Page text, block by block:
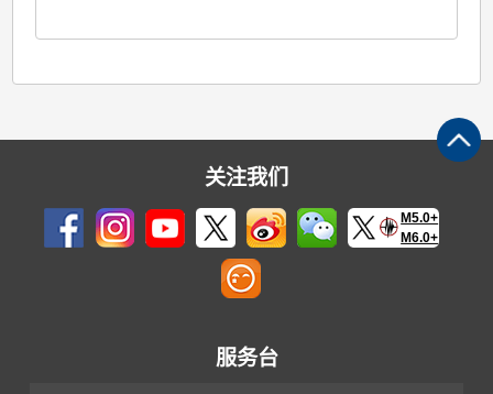
关注我们
M5.0+
M6.0+
服务台